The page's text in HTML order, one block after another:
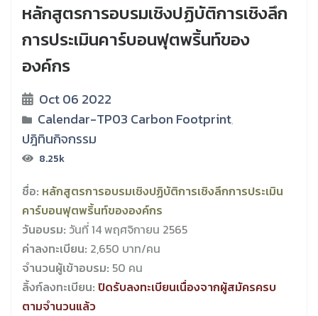
หลักสูตรการอบรมเชิงปฏิบัติการเชิงลึก
การประเมินคาร์บอนฟุตพริ้นท์ของ
องค์กร
Oct 06 2022
Calendar-TP03 Carbon Footprint,
ปฎิทินกิจกรรม
8.25k
ชื่อ: หลักสูตรการอบรมเชิงปฏิบัติการเชิงลึกการประเมิน
คาร์บอนฟุตพริ้นท์ขององค์กร
วันอบรม: วันที่ 14 พฤศจิกายน 2565
ค่าลงทะเบียน: 2,650 บาท/คน
จำนวนผู้เข้าอบรม: 50 คน
ลิ้งก์ลงทะเบียน: ปิดรับลงทะเบียนเนื่องจากผู้สมัครครบ
ตามจำนวนแล้ว